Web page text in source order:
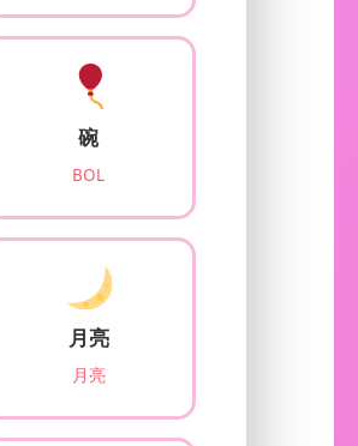
碗
BOL
月亮
月亮